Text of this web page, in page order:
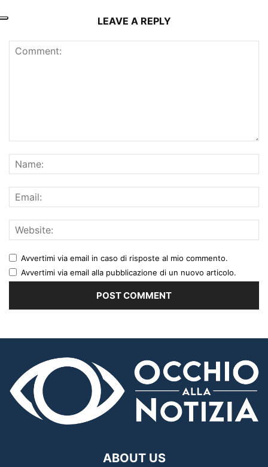
LEAVE A REPLY
Avvertimi via email in caso di risposte al mio commento.
Avvertimi via email alla pubblicazione di un nuovo articolo.
ABOUT US